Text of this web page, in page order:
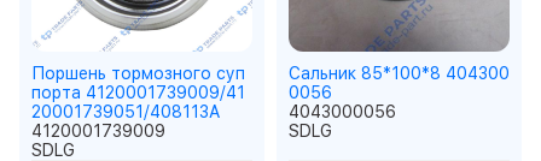
Поршень тормозного суп
порта 4120001739009/41
20001739051/408113A
4120001739009
SDLG
Сальник 85*100*8 404300
0056
4043000056
SDLG